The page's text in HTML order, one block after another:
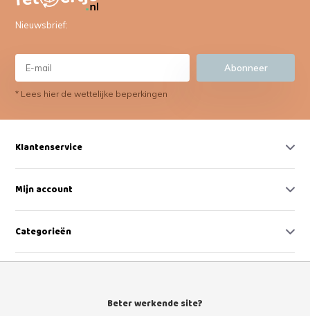
Nieuwsbrief:
Abonneer
* Lees hier de wettelijke beperkingen
Klantenservice
Mijn account
Categorieën
Beter werkende site?